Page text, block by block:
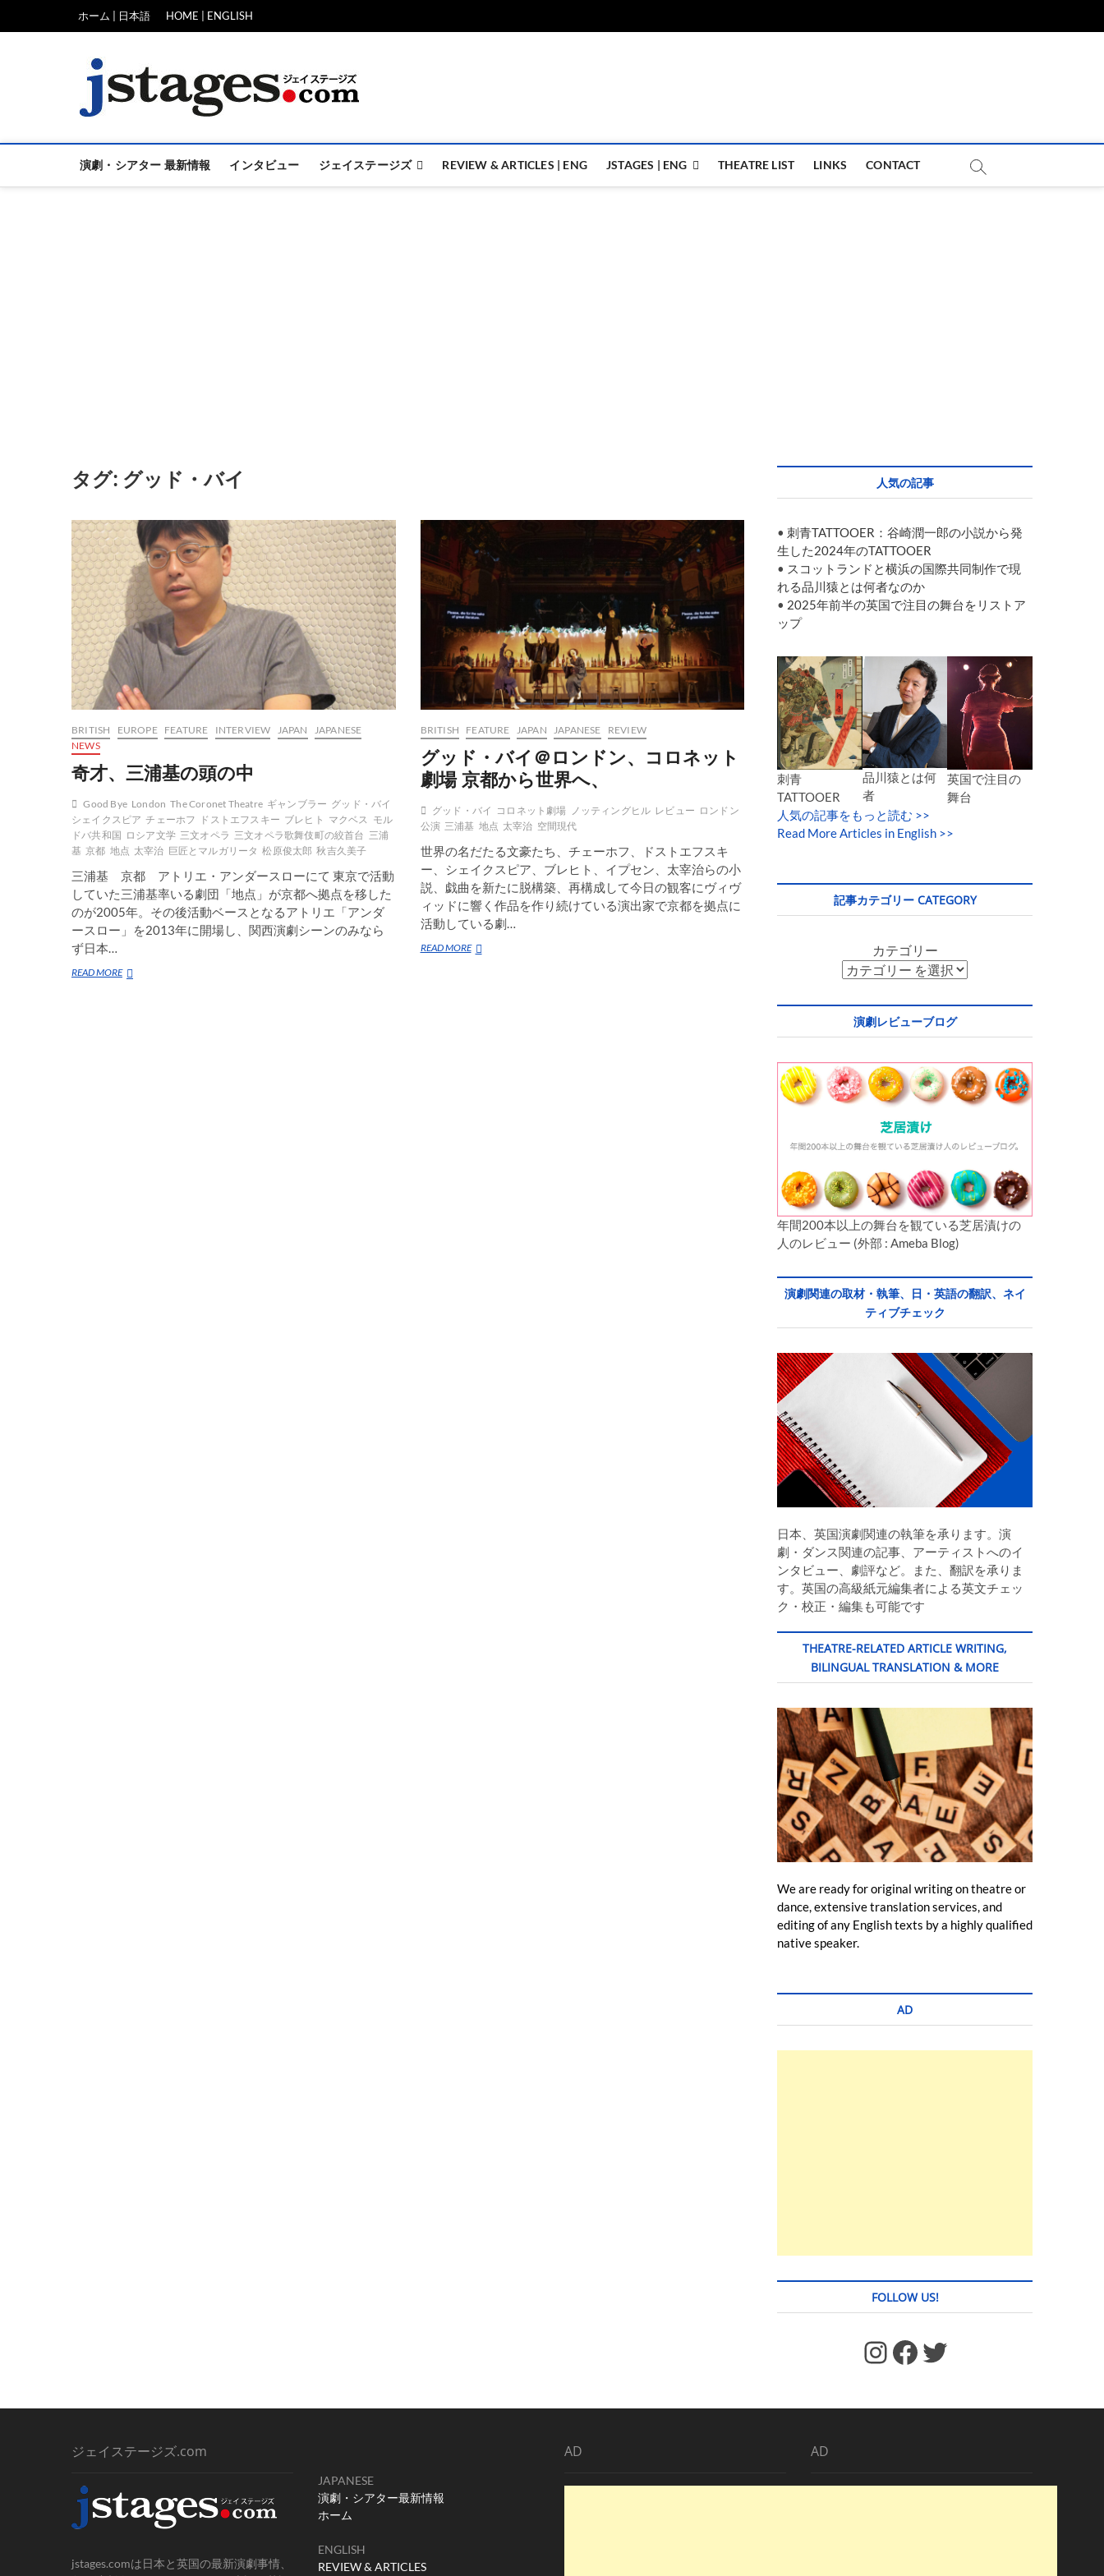
ホーム | 日本語 HOME | ENGLISH
演劇・シアター 最新情報 インタビュー ジェイステージズ REVIEW & ARTICLES | ENG JSTAGES | ENG THEATRE LIST LINKS CONTACT
タグ: グッド・バイ
BRITISH EUROPE FEATURE INTERVIEW JAPAN
JAPANESE
NEWS
奇才、三浦基の頭の中
Good Bye London The Coronet Theatre ギャンブラー グッド・バイ
シェイクスピア チェーホフ ドストエフスキー ブレヒト マクベス モル
ドバ共和国 ロシア文学 三文オペラ 三文オペラ歌舞伎町の絞首台 三浦
基 京都 地点 太宰治 巨匠とマルガリータ 松原俊太郎 秋吉久美子
三浦基 京都 アトリエ・アンダースローにて 東京で活動
していた三浦基率いる劇団「地点」が京都へ拠点を移した
のが2005年。その後活動ベースとなるアトリエ「アンダ
ースロー」を2013年に開場し、関西演劇シーンのみなら
ず日本…
READ MORE奇
BRITISH FEATURE JAPAN JAPANESE REVIEW
グッド・バイ＠ロンドン、コロネット
劇場 京都から世界へ、
グッド・バイ コロネット劇場 ノッティングヒル レビュー ロンドン
公演 三浦基 地点 太宰治 空間現代
世界の名だたる文豪たち、チェーホフ、ドストエフスキ
ー、シェイクスピア、ブレヒト、イプセン、太宰治らの小
説、戯曲を新たに脱構築、再構成して今日の観客にヴィヴ
ィッドに響く作品を作り続けている演出家で京都を拠点に
活動している劇…
READ MOREグ
人気の記事
• 刺青TATTOOER：谷崎潤一郎の小説から発
生した2024年のTATTOOER
• スコットランドと横浜の国際共同制作で現
れる品川猿とは何者なのか
• 2025年前半の英国で注目の舞台をリストア
ップ
刺青
TATTOOER
品川猿とは何
者
英国で注目の
舞台
人気の記事をもっと読む >>
Read More Articles in English >>
記事カテゴリー CATEGORY
カテゴリー
演劇レビューブログ
年間200本以上の舞台を観ている芝居漬けの
人のレビュー (外部 : Ameba Blog)
演劇関連の取材・執筆、日・英語の翻訳、ネイ
ティブチェック
日本、英国演劇関連の執筆を承ります。演
劇・ダンス関連の記事、アーティストへのイ
ンタビュー、劇評など。また、翻訳を承りま
す。英国の高級紙元編集者による英文チェッ
ク・校正・編集も可能です
THEATRE-RELATED ARTICLE WRITING,
BILINGUAL TRANSLATION & MORE
We are ready for original writing on theatre or
dance, extensive translation services, and
editing of any English texts by a highly qualified
native speaker.
AD
FOLLOW US!
https://www.facebook.com/jstages/ Facebook Twitter
ジェイステージズ.com
jstages.comは日本と英国の最新演劇事情、
JAPANESE
演劇・シアター最新情報
ホーム
ENGLISH
REVIEW & ARTICLES
AD AD